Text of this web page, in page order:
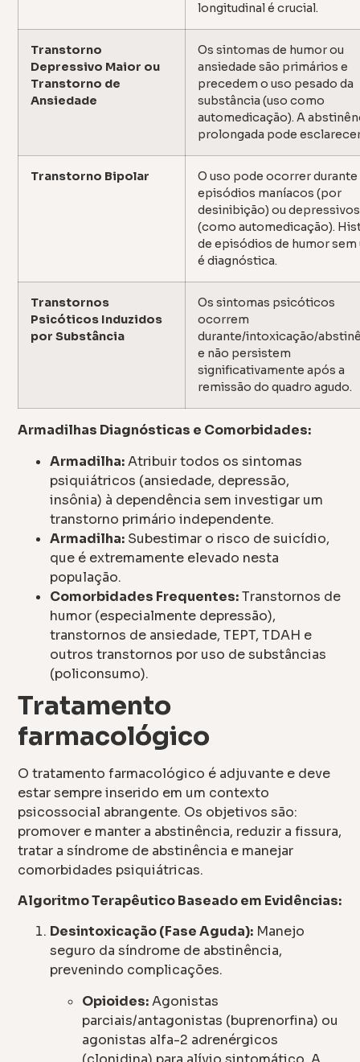
longitudinal é crucial.
Transtorno
Depressivo Maior ou
Transtorno de
Ansiedade
Os sintomas de humor ou
ansiedade são primários e
precedem o uso pesado da
substância (uso como
automedicação). A
prolongada pode
Transtorno Bipolar
O uso pode ocorrer durante
episódios maníacos (por
desinibição) ou depressivos
(como automedicação).
de episódios de humor sem
é diagnóstica.
Transtornos
Psicóticos Induzidos
por Substância
Os sintomas psicóticos
ocorrem
durante/intoxicação/
e não persistem
significativamente após a
remissão do quadro agudo.
Armadilhas Diagnósticas e Comorbidades:
Armadilha:Atribuir todos os sintomas
psiquiátricos (ansiedade, depressão,
insônia) à dependência sem investigar um
transtorno primário independente.
Armadilha: Subestimar o risco de suicídio,
que é extremamente elevado nesta
população.
Comorbidades Frequentes:Transtornos de
humor (especialmente depressão),
transtornos de ansiedade, TEPT, TDAH e
outros transtornos por uso de substâncias
(policonsumo).
Tratamento
farmacológico
O tratamento farmacológico é adjuvante e deve
estar sempre inserido em um contexto
psicossocial abrangente. Os objetivos são:
promover e manter a abstinência, reduzir a fissura,
tratar a síndrome de abstinência e manejar
comorbidades psiquiátricas.
Algoritmo Terapêutico Baseado em Evidências:
Desintoxicação (Fase Aguda): Manejo
seguro da síndrome de abstinência,
prevenindo complicações.
Opioides:Agonistas
parciais/antagonistas (buprenorfina) ou
agonistas alfa-2 adrenérgicos